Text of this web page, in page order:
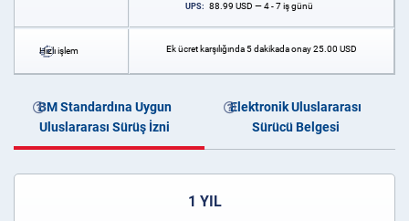
UPS: 88.99 USD — 4 - 7 iş günü
Hızlı işlem Ek ücret karşılığında 5 dakikada onay25.00 USD
BM Standardına Uygun
Uluslararası Sürüş İzni
Elektronik Uluslararası
Sürücü Belgesi
1 YIL